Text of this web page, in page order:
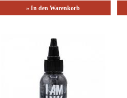
» In den Warenkorb